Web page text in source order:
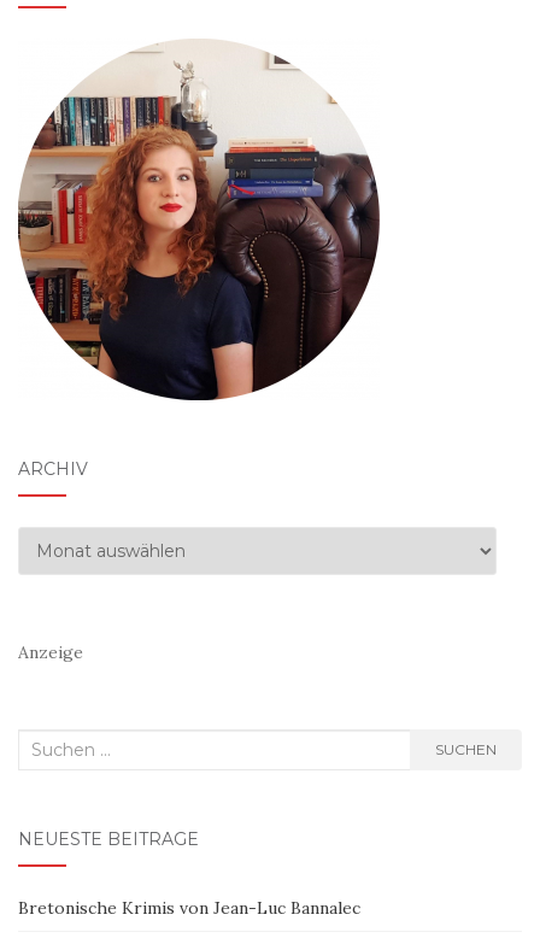
ARCHIV
Archiv
Anzeige
Suchen
SUCHEN
NEUESTE BEITRÄGE
Bretonische Krimis von Jean-Luc Bannalec